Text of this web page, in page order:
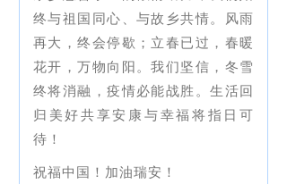
终与祖国同心、与故乡共情。风雨
再大，终会停歇；立春已过，春暖
花开，万物向阳。我们坚信，冬雪
终将消融，疫情必能战胜。生活回
归美好共享安康与幸福将指日可
待！
祝福中国！加油瑞安！